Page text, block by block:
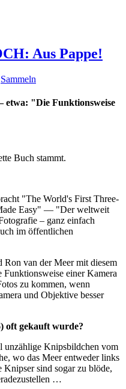
Aus Pappe!
Sammeln
"Die Funktionsweise
Buch stammt.
"The World's First Three-
Easy" — "Der weltweit
– ganz einfach
im öffentlichen
Ron van der Meer mit diesem
einer Kamera
zu kommen, wenn
und Objektive besser
oft gekauft wurde?
Knipsbildchen vom
wo das Meer entweder links
sind sogar zu blöde,
…